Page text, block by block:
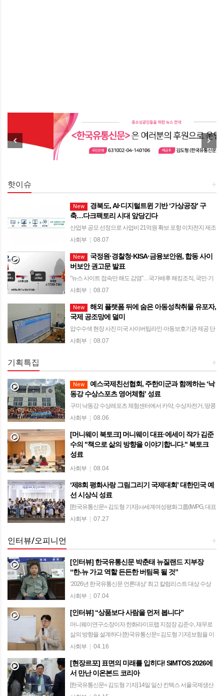
+
핫이슈
New
경북도, AI·디지털트윈 기반 ‘가상공장’ 구
축…다크팩토리 시대 앞당긴다
산업부 공모 선정으로 사업비 21억원 확보 포항 이차전지 제조
현장에서 공장 통합 설계·사전검증 기술 실증 공장 구축 기간·
통신문= 김도형 기자] 경상북도가 …
사회부 | 08.07
New
국정원·경찰청·KISA·금융보안원, 합동 사이
버보안 권고문 발표
“뉴스 사이트 접속만 해도 감염”…국가배후 해킹조직, 국민·기
업 노린 공격 고도화 이력서·채용 제안 위장 피싱메일과 ‘워터
구와 협박으로 이어질 우려 [한…
사회부 | 08.07
New
해외 플랫폼 뒤에 숨은 아동성착취물 유포자,
국제 공조망에 덜미
압수수색 현장 사진 미국 사이버팁라인·아동보호기관 제공 단
서로 국내 피의자 추적 경찰청 불법촬영물 추적시스템 활용…
사회부 | 08.07
+
기획특집
New
예스국제친선협회, 주한미군과 함께하는 ‘낙
동강 수상스포츠 영어체험’ 성료
구미 낙동강 수상레포츠 체험센터에서 카약, 수상자전거, 땅콩
보트 등 타며 미군과 수상스포츠 4년째 이어온 행사… “영어를
자] 예스국제친선협회(Yes In…
사회부 | 08.06
[머니웨이 북토크] 머니웨이 대표·에세이 작가 김준
수의 "책으로 삶의 방향을 이야기합니다." 북토크
성료
상주시립도서관에서 시민 40여 명과 함께… 책을 통해 사람과
시립도서관에서 열린 '머니웨이 북토크'에 약 40명의 시민들이
함께하며 뜻깊은 시간을 만들었다…
사회부 | 08.04
‘제8회 평화사랑 그림그리기 국제대회’ 대한민국 예
선 시상식 성료
[한국유통신문= 김도형 기자] ㈔세계여성평화그룹(IWPG, 대표
전나영)이 주최·주관한 ‘제8회 평화사랑 그림그리기 국제대회’
사회부 | 07.27
+
인터뷰/오피니언
[인터뷰] 한국유통신문 박춘태 뉴질랜드 지부장
“한-뉴 가교 역할 든든한 버팀목 될 것”
‘2026년 한국유통신문 언론대상’ 최고 칼럼리스트 대상 수상
민주평통 유라시아 회의 참석차 방한… 2년 만의 고국 방문에
‘문화적 차이’의 깊은 이해” […
사회부 | 07.04
[인터뷰] “상품보다 사람을 먼저 봅니다”
머니웨이연구소장이자 한화라이프랩 지점장 김준수, 재무로
삶의 방향을 설계하다 [한국유통신문= 김도형 기자] 보험을 이
야기할 때 많은 이들은 먼저 질병을 떠올린다. 암, 뇌, 심장처럼
사회부 | 04.16
[현장르포] 표면의 미래를 입히다! SIMTOS 2026에
서 만난 이온본드 코리아
[한국유통신문= 김도형 기자] 14일 일산 킨텍스 서울국제생산